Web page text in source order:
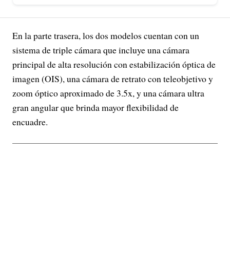
En la parte trasera, los dos modelos cuentan con un
sistema de triple cámara que incluye una cámara
principal de alta resolución con estabilización óptica de
imagen (OIS), una cámara de retrato con teleobjetivo y
zoom óptico aproximado de 3.5x, y una cámara ultra
gran angular que brinda mayor flexibilidad de
encuadre.